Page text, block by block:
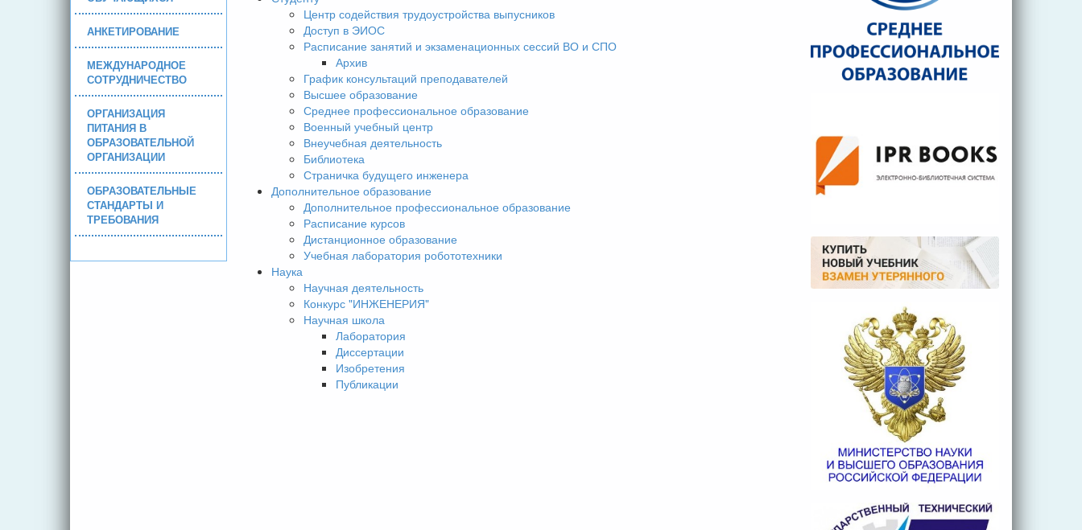
АНКЕТИРОВАНИЕ
МЕЖДУНАРОДНОЕ
СОТРУДНИЧЕСТВО
ОРГАНИЗАЦИЯ
ПИТАНИЯ В
ОБРАЗОВАТЕЛЬНОЙ
ОРГАНИЗАЦИИ
ОБРАЗОВАТЕЛЬНЫЕ
СТАНДАРТЫ И
ТРЕБОВАНИЯ
Центр содействия трудоустройства выпусников
Доступ в ЭИОС
Расписание занятий и экзаменационных сессий ВО и СПО
Архив
График консультаций преподавателей
Высшее образование
Среднее профессиональное образование
Военный учебный центр
Внеучебная деятельность
Библиотека
Страничка будущего инженера
Дополнительное образование
Дополнительное профессиональное образование
Расписание курсов
Дистанционное образование
Учебная лаборатория робототехники
Наука
Научная деятельность
Конкурс "ИНЖЕНЕРИЯ"
Научная школа
Лаборатория
Диссертации
Изобретения
Публикации